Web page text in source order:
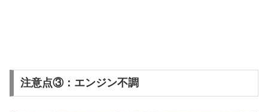
注意点③：エンジン不調